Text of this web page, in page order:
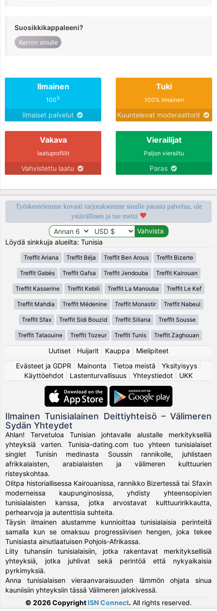
Suosikkikappaleeni?
Kerron sinulle
Ilmainen
100%
Ilmaiset palvelut
Tuki
100% ilmainen
Kuuntelevat moderaattorit
Vakava
laatuprofiilit
Vahvistettu laatu
Vierailijat
Paljon vierailtu
Paras
Työskentelemme kovasti tarjotaksemme sinulle parasta palvelua, ole
ystävällinen ja tue meitä
Löydä sinkkuja alueilta: Tunisia
Treffit Ariana Treffit Béja Treffit Ben Arous Treffit Bizerte
Treffit Gabès Treffit Gafsa Treffit Jendouba Treffit Kairouan
Treffit Kasserine Treffit Kebili Treffit La Manouba Treffit Le Kef
Treffit Mahdia Treffit Médenine Treffit Monastir Treffit Nabeul
Treffit Sfax Treffit Sidi Bouzid Treffit Siliana Treffit Sousse
Treffit Tataouine Treffit Tozeur Treffit Tunis Treffit Zaghouan
Uutiset Huijarit Kauppa
Mielipiteet
Evästeet ja GDPR
Mainonta Tietoa meistä Yksityisyys|
Käyttöehdot
Lastenturvallisuus Yhteystiedot UKK
Ilmainen Tunisialainen Deittiyhteisö – Välimeren
Sydän Yhteydet
Ahlan! Tervetuloa Tunisian johtavalle alustalle merkitykselliä
yhteyksiä varten. Tunisia-dating.com tuo yhteen tunisialaiset
singlet Tunisin medinasta Soussin rannikolle, juhlistaen
afrikkalaisten, arabialaisten ja välimeren kulttuurien
risteyskohtaa.
Olitpa historiallisessa Kairouanissa, rannikko Bizertessä tai Sfaxin
moderneissa kaupunginosissa, yhdisty yhteensopivien
tunisialaisten kanssa, jotka arvostavat kulttuuririkkautta,
perhearvoja ja autenttisia suhteita.
Täysin ilmainen alustamme kunnioittaa tunisialaisia perinteitä
samalla kun se omaksuu progressiivisen hengen, joka tekee
Tunisiasta ainutlaatuisen Pohjois-Afrikassa.
Liity tuhansiin tunisialaisiin, jotka rakentavat merkityksellisiä
yhteyksiä, jotka juhlivat sekä perintöä että nykyaikaisia
pyrkimyksiä.
Anna tunisialaisen vieraanvaraisuuden lämmön ohjata sinua
kauniisiin yhteyksiin tässä Välimeren jalokivessä.
© 2026 Copyright ISN Connect. All rights reserved.